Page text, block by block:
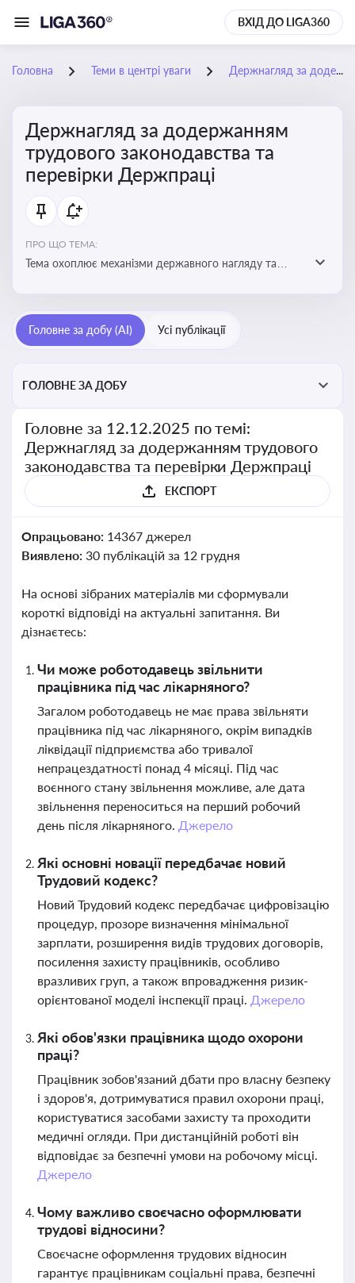
ВХІД ДО LIGA360
Головна Теми в центрі уваги Держнагляд за додержанням трудового законодавства та перевірки Держпраці
Держнагляд за додержанням
трудового законодавства та
перевірки Держпраці
ПРО ЩО ТЕМА:
Тема охоплює механізми державного нагляду та
Головне за добу (AI) Усі публікації
ГОЛОВНЕ ЗА ДОБУ
Головне за 12.12.2025 по темі:
Держнагляд за додержанням трудового
законодавства та перевірки Держпраці
ЕКСПОРТ
Опрацьовано: 14367 джерел
Виявлено: 30 публікацій за 12 грудня
На основі зібраних матеріалів ми сформували
короткі відповіді на актуальні запитання. Ви
дізнаєтесь:
Чи може роботодавець звільнити
працівника під час лікарняного?
Загалом роботодавець не має права звільняти
працівника під час лікарняного, окрім випадків
ліквідації підприємства або тривалої
непрацездатності понад 4 місяці. Під час
воєнного стану звільнення можливе, але дата
звільнення переноситься на перший робочий
день після лікарняного. Джерело
Які основні новації передбачає новий
Трудовий кодекс?
Новий Трудовий кодекс передбачає цифровізацію
процедур, прозоре визначення мінімальної
зарплати, розширення видів трудових договорів,
посилення захисту працівників, особливо
вразливих груп, а також впровадження ризик-
орієнтованої моделі інспекції праці. Джерело
Які обов'язки працівника щодо охорони
праці?
Працівник зобов'язаний дбати про власну безпеку
і здоров'я, дотримуватися правил охорони праці,
користуватися засобами захисту та проходити
медичні огляди. При дистанційній роботі він
відповідає за безпечні умови на робочому місці.
Джерело
Чому важливо своєчасно оформлювати
трудові відносини?
Своєчасне оформлення трудових відносин
гарантує працівникам соціальні права, безпечні